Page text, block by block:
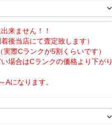
来ません！！
後当店にて査定致します）
際Cランクが5割くらいです）
場合はCランクの価格より下がり
になります。